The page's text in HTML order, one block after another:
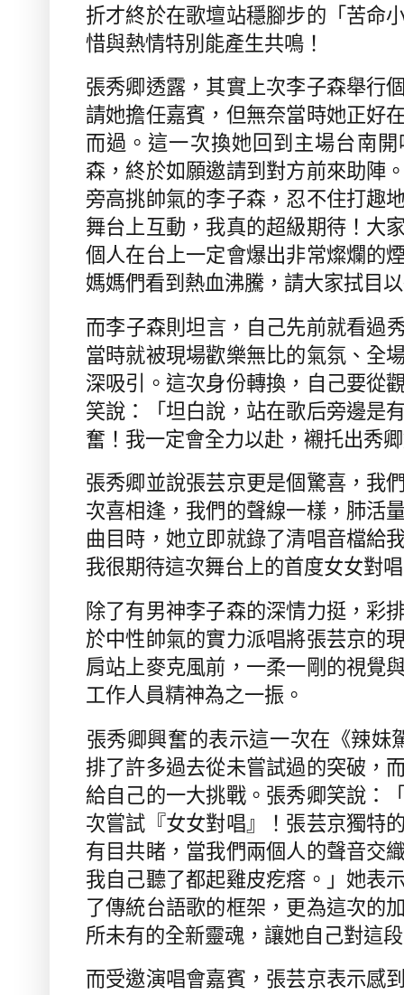
折才終於在歌壇站穩腳步的「苦命
惜與熱情特別能產生共鳴！
張秀卿透露，其實上次李子森舉行
請她擔任嘉賓，但無奈當時她正好
而過。這一次換她回到主場台南
森，終於如願邀請到對方前來助陣
旁高挑帥氣的李子森，忍不住打趣
舞台上互動，我真的超級期待！大
個人在台上一定會爆出非常燦爛的
媽媽們看到熱血沸騰，請大家拭目
而李子森則坦言，自己先前就看過
當時就被現場歡樂無比的氣氛、全
深吸引。這次身份轉換，自己要從
笑說：「坦白說，站在歌后旁邊是
奮！我一定會全力以赴，襯托出秀
張秀卿並說張芸京更是個驚喜，我
次喜相逢，我們的聲線一樣，肺活
曲目時，她立即就錄了清唱音檔給
我很期待這次舞台上的首度女女對
除了有男神李子森的深情力挺，彩
於中性帥氣的實力派唱將張芸京的
肩站上麥克風前，一柔一剛的視覺
工作人員精神為之一振。
張秀卿興奮的表示這一次在《辣妹
排了許多過去從未嘗試過的突破，
給自己的一大挑戰。張秀卿笑說：
次嘗試『女女對唱』！張芸京獨特
有目共睹，當我們兩個人的聲音交
我自己聽了都起雞皮疙瘩。」她表
了傳統台語歌的框架，更為這次的
所未有的全新靈魂，讓她自己對這
而受邀演唱會嘉賓，張芸京表示感